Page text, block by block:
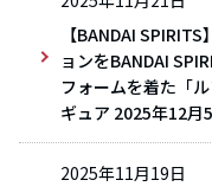
【BANDAI
ョンをBANDAI
フォームを着た「
ギュア 2025年12月
2025年11月19日